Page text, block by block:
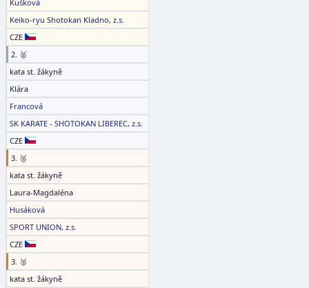
Kušková
Keiko-ryu Shotokan Kladno, z.s.
CZE
2. 🥈
kata st. žákyně
Klára
Francová
SK KARATE - SHOTOKAN LIBEREC, z.s.
CZE
3. 🥉
kata st. žákyně
Laura-Magdaléna
Husáková
SPORT UNION, z.s.
CZE
3. 🥉
kata st. žákyně